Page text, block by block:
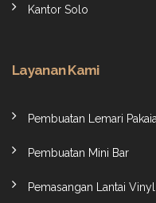
Kantor Solo
Layanan Kami
Pembuatan Lemari
Pembuatan Mini Bar
Pemasangan Lantai Vinyl